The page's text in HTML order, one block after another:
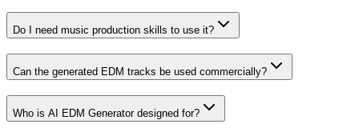
Do I need music production skills to use it?
Can the generated EDM tracks be used commercially?
Who is AI EDM Generator designed for?